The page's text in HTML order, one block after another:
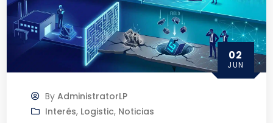
02
JUN
ByAdministratorLP
Interés, Logistic, Noticias